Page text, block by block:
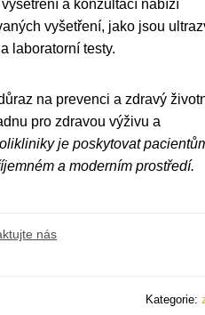
a konzultací nabízí
vyšetření, jako jsou
laboratorní testy.
na prevenci a zdravý
pro zdravou výživu a
je poskytovat
a moderním prostředí.
nás
Kategorie: